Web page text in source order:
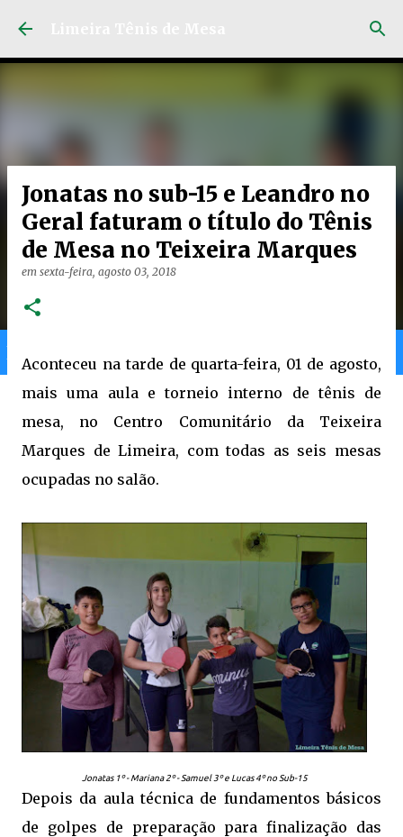
Home Gran Ranking
Jonatas no sub-15 e Leandro no
Geral faturam o título do Tênis
de Mesa no Teixeira Marques
em sexta-feira, agosto 03, 2018
Aconteceu na tarde de quarta-feira, 01 de agosto,
mais uma aula e torneio interno de tênis de
mesa, no Centro Comunitário da Teixeira
Marques de Limeira, com todas as seis mesas
ocupadas no salão.
Jonatas 1º - Mariana 2º - Samuel 3º e Lucas 4º no Sub-15
Depois da aula técnica de fundamentos básicos
de golpes de preparação para finalização das